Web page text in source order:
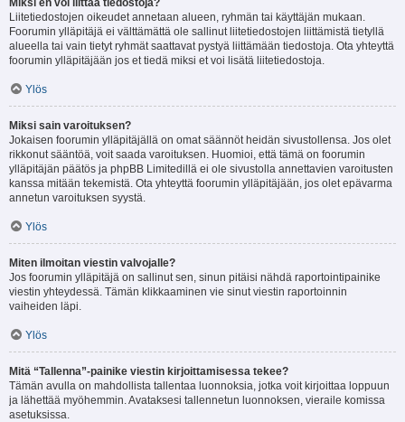
Miksi en voi liittää tiedostoja?
Liitetiedostojen oikeudet annetaan alueen, ryhmän tai käyttäjän mukaan.
Foorumin ylläpitäjä ei välttämättä ole sallinut liitetiedostojen liittämistä tietyllä
alueella tai vain tietyt ryhmät saattavat pystyä liittämään tiedostoja. Ota yhteyttä
foorumin ylläpitäjään jos et tiedä miksi et voi lisätä liitetiedostoja.
Ylös
Miksi sain varoituksen?
Jokaisen foorumin ylläpitäjällä on omat säännöt heidän sivustollensa. Jos olet
rikkonut sääntöä, voit saada varoituksen. Huomioi, että tämä on foorumin
ylläpitäjän päätös ja phpBB Limitedillä ei ole sivustolla annettavien varoitusten
kanssa mitään tekemistä. Ota yhteyttä foorumin ylläpitäjään, jos olet epävarma
annetun varoituksen syystä.
Ylös
Miten ilmoitan viestin valvojalle?
Jos foorumin ylläpitäjä on sallinut sen, sinun pitäisi nähdä raportointipainike
viestin yhteydessä. Tämän klikkaaminen vie sinut viestin raportoinnin
vaiheiden läpi.
Ylös
Mitä “Tallenna”-painike viestin kirjoittamisessa tekee?
Tämän avulla on mahdollista tallentaa luonnoksia, jotka voit kirjoittaa loppuun
ja lähettää myöhemmin. Avataksesi tallennetun luonnoksen, vieraile komissa
asetuksissa.